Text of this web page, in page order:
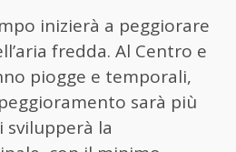
inizierà a peggiorare
fredda. Al Centro e
piogge e temporali,
sarà più
svilupperà la